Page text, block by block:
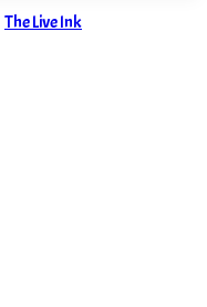
The Live Ink